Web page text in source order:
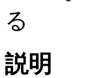
る
説明